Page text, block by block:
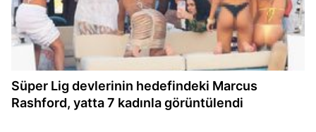
Süper Lig devlerinin hedefindeki Marcus
Rashford, yatta 7 kadınla görüntülendi